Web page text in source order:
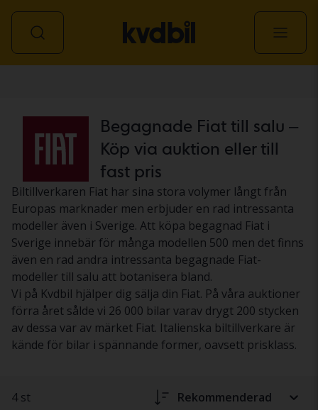
Begagnade Fiat till salu –
Köp via auktion eller till
fast pris
Biltillverkaren Fiat har sina stora volymer långt från
Europas marknader men erbjuder en rad intressanta
modeller även i Sverige. Att köpa begagnad Fiat i
Sverige innebär för många modellen 500 men det finns
även en rad andra intressanta begagnade Fiat-
modeller till salu att botanisera bland.
Vi på Kvdbil hjälper dig sälja din Fiat. På våra auktioner
förra året sålde vi 26 000 bilar varav drygt 200 stycken
av dessa var av märket Fiat. Italienska biltillverkare är
kände för bilar i spännande former, oavsett prisklass.
4 st Rekommenderad